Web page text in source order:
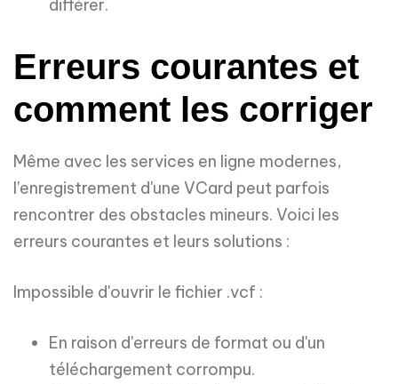
différer.
Erreurs courantes et
comment les corriger
Même avec les services en ligne modernes,
l'enregistrement d'une VCard peut parfois
rencontrer des obstacles mineurs. Voici les
erreurs courantes et leurs solutions :
Impossible d'ouvrir le fichier .vcf :
En raison d'erreurs de format ou d'un
téléchargement corrompu.